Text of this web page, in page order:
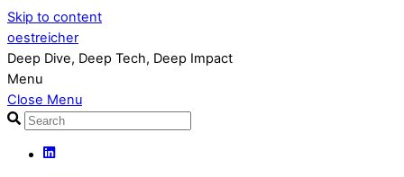
Skip to content
oestreicher
Deep Dive, Deep Tech, Deep Impact
Menu
Close Menu